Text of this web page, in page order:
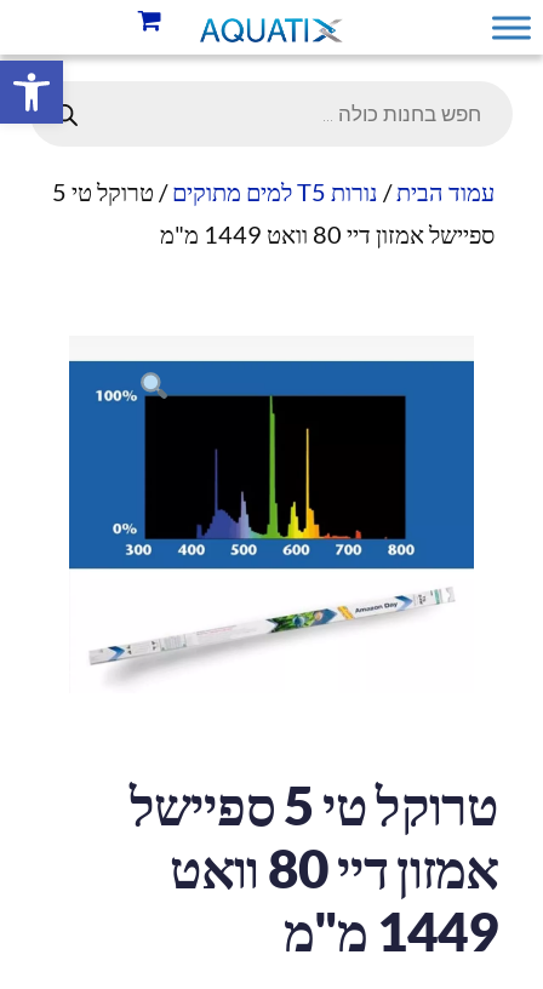
פתח
עמוד הבית/ נורות T5 למים מתוקים
/ טרוקל טי 5
ספיישל אמזון דיי 80 וואט 1449 מ"מ
טרוקל טי 5 ספיישל
אמזון דיי 80 וואט
1449 מ"מ